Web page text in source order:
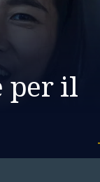
per il